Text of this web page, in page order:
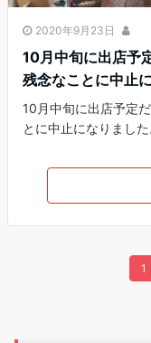
2020年9月23日
10月中旬に出店予
残念なことに中止
10月中旬に出店予定
とに中止になりまし
1